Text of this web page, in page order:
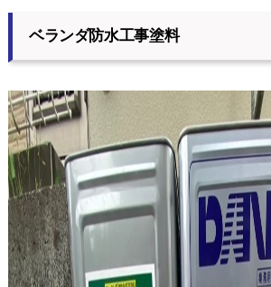
ベランダ防水工事塗料